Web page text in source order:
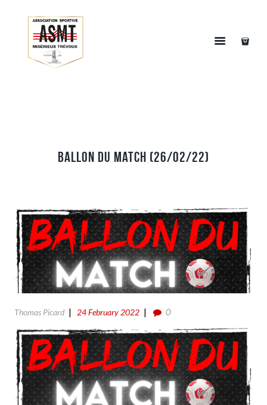
Ballon du match (26/02/22)
Thomas Picard 24 February 2022 0